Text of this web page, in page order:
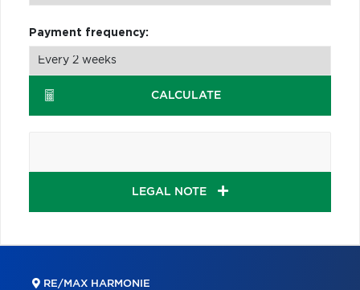
Payment frequency:
CALCULATE
LEGAL NOTE
RE/MAX HARMONIE